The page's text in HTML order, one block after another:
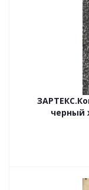
черный